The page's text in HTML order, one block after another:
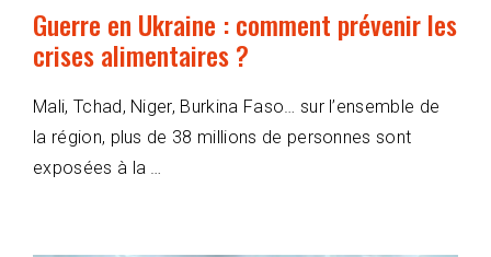
Guerre en Ukraine : comment prévenir les
crises alimentaires ?
Mali, Tchad, Niger, Burkina Faso… sur l’ensemble de
la région, plus de 38 millions de personnes sont
exposées à la …